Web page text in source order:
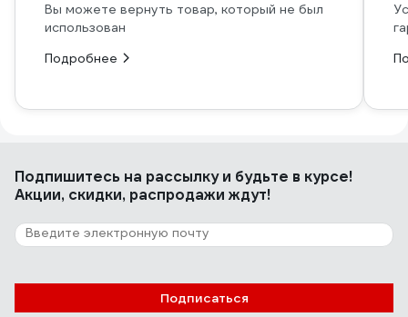
Вы можете вернуть товар, который не был
использован
Подробнее
Подпишитесь на рассылкуи будьте в курсе!
Акции, скидки, распродажи ждут!
Подписаться